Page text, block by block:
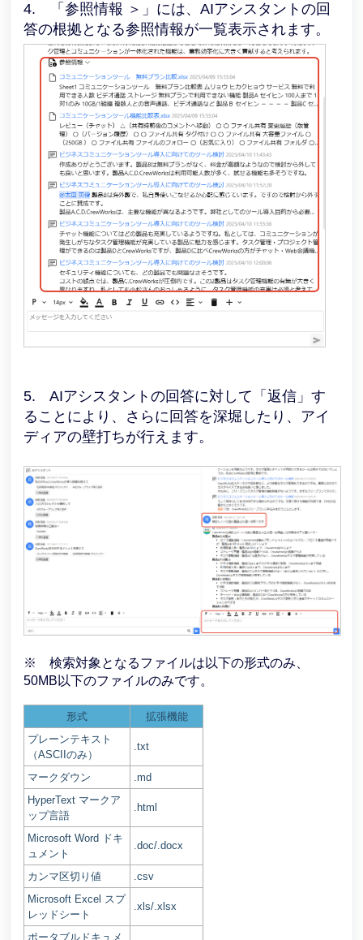
4. 「参照情報 ＞」には、AIアシスタントの回
答の根拠となる参照情報が一覧表示されます。
5. AIアシスタントの回答に対して「返信」す
ることにより、さらに回答を深堀したり、アイ
ディアの壁打ちが行えます。
※ 検索対象となるファイルは以下の形式のみ、
50MB以下のファイルのみです。
形式
拡張機能
プレーンテキスト
（ASCIIのみ）
.txt
マークダウン
.md
HyperText マークア
ップ言語
.html
Microsoft Word ドキ
ュメント
.doc/.docx
カンマ区切り値
.csv
Microsoft Excel スプ
レッドシート
.xls/.xlsx
ポータブルドキュメ